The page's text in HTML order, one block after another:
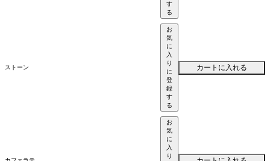
す
る
ストーン
お
気
に
入
り
に
登
録
す
る
カートに入れる
お
気
に
入
り